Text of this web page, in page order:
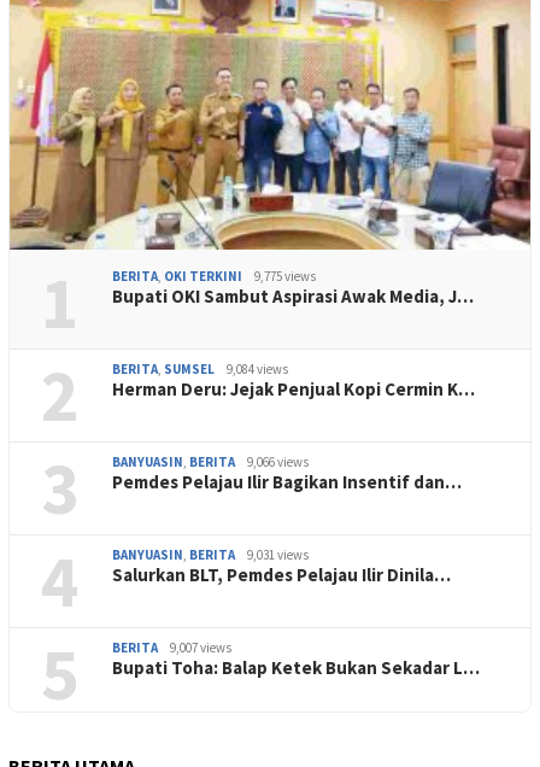
1 BERITA, OKI TERKINI 9,775 views
Bupati OKI Sambut Aspirasi Awak Media, J…
2 BERITA, SUMSEL 9,084 views
Herman Deru: Jejak Penjual Kopi Cermin K…
3 BANYUASIN, BERITA 9,066 views
Pemdes Pelajau Ilir Bagikan Insentif dan…
4 BANYUASIN, BERITA 9,031 views
Salurkan BLT, Pemdes Pelajau Ilir Dinila…
5 BERITA 9,007 views
Bupati Toha: Balap Ketek Bukan Sekadar L…